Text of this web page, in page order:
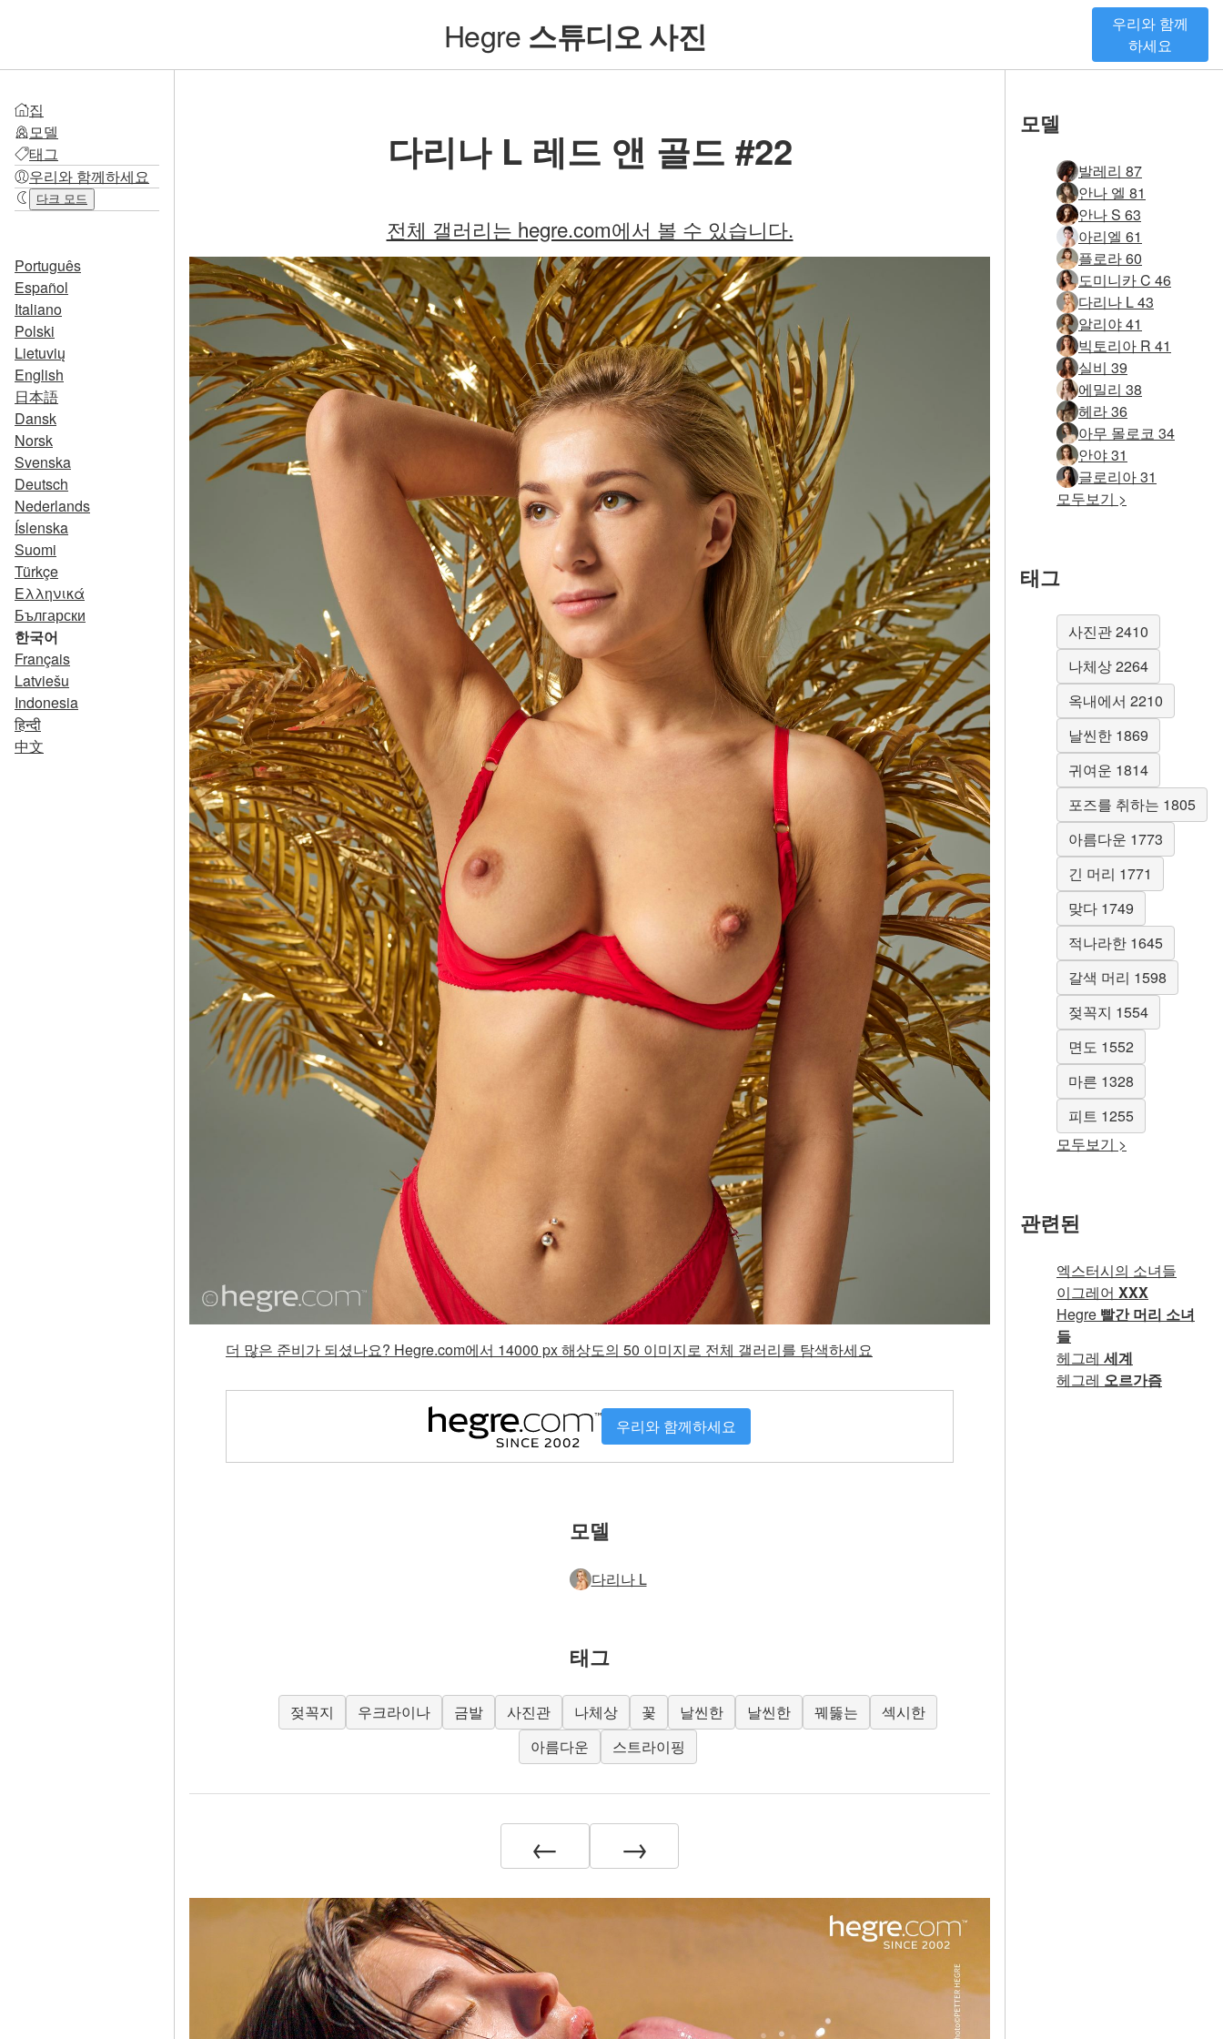
Hegre 스튜디오 사진
우리와 함께
하세요
집
모델
태그
우리와 함께하세요
다크 모드
Português
Español
Italiano
Polski
Lietuvių
English
日本語
Dansk
Norsk
Svenska
Deutsch
Nederlands
Íslenska
Suomi
Türkçe
Ελληνικά
Български
한국어
Français
Latviešu
Indonesia
हिन्दी
中文
다리나 L 레드 앤 골드 #22
전체 갤러리는 hegre.com에서 볼 수 있습니다.
더 많은 준비가 되셨나요? Hegre.com에서 14000 px 해상도의 50 이미지로 전체 갤러리를 탐색하세요
우리와 함께하세요
모델
다리나 L
태그
젖꼭지 우크라이나 금발 사진관 나체상 꽃 날씬한 날씬한 꿰뚫는
섹시한
아름다운
스트라이핑
← →
모델
발레리 87
안나 엘 81
안나 S 63
아리엘 61
플로라 60
도미니카 C 46
다리나 L 43
알리야 41
빅토리아 R 41
실비 39
에밀리 38
헤라 36
아무 몰로코 34
안야 31
글로리아 31
모두보기 >
태그
사진관 2410
나체상 2264
옥내에서 2210
날씬한 1869
귀여운 1814
포즈를 취하는 1805
아름다운 1773
긴 머리 1771
맞다 1749
적나라한 1645
갈색 머리 1598
젖꼭지 1554
면도 1552
마른 1328
피트 1255
모두보기 >
관련된
엑스터시의 소녀들
이그레어 XXX
Hegre 빨간 머리 소녀
들
헤그레 세계
헤그레 오르가즘